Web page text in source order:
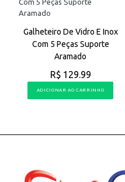
Galheteiro De Vidro E Inox
Com 5 Peças Suporte
Aramado
R$ 129.99
ADICIONAR AO CARRINHO